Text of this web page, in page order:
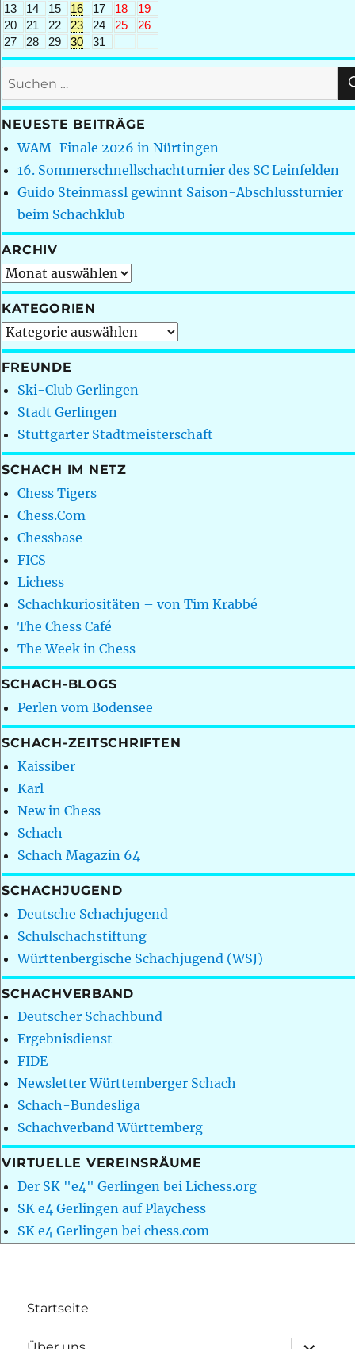
13
14 15 16 17 18
19
20
21 22 23 24 25
26
27
28 29 30 31
Suchen
nach:
NEUESTE BEITRÄGE
WAM-Finale 2026 in Nürtingen
16. Sommerschnellschachturnier des SC Leinfelden
Guido Steinmassl gewinnt Saison-Abschlussturnier
beim Schachklub
ARCHIV
Archiv
KATEGORIEN
Kategorien
FREUNDE
Ski-Club Gerlingen
Stadt Gerlingen
Stuttgarter Stadtmeisterschaft
SCHACH IM NETZ
Chess Tigers
Chess.Com
Chessbase
FICS
Lichess
Schachkuriositäten – von Tim Krabbé
The Chess Café
The Week in Chess
SCHACH-BLOGS
Perlen vom Bodensee
SCHACH-ZEITSCHRIFTEN
Kaissiber
Karl
New in Chess
Schach
Schach Magazin 64
SCHACHJUGEND
Deutsche Schachjugend
Schulschachstiftung
Württenbergische Schachjugend (WSJ)
SCHACHVERBAND
Deutscher Schachbund
Ergebnisdienst
FIDE
Newsletter Württemberger Schach
Schach-Bundesliga
Schachverband Württemberg
VIRTUELLE VEREINSRÄUME
Der SK "e4" Gerlingen bei Lichess.org
SK e4 Gerlingen auf Playchess
SK e4 Gerlingen bei chess.com
Startseite